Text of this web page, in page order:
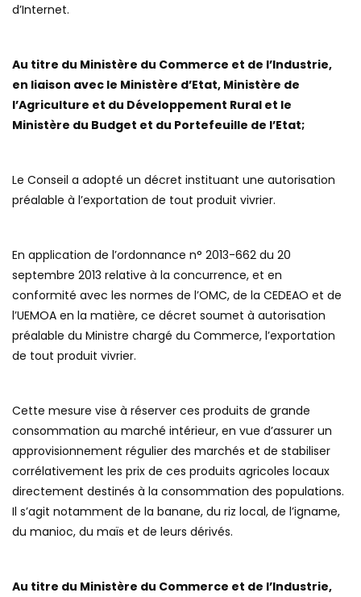
d’Internet.
Au titre du Ministère du Commerce et de l’Industrie,
en liaison avec le Ministère d’Etat, Ministère de
l’Agriculture et du Développement Rural et le
Ministère du Budget et du Portefeuille de l’Etat;
Le Conseil a adopté un décret instituant une autorisation
préalable à l’exportation de tout produit vivrier.
En application de l’ordonnance n° 2013-662 du 20
septembre 2013 relative à la concurrence, et en
conformité avec les normes de l’OMC, de la CEDEAO et de
l’UEMOA en la matière, ce décret soumet à autorisation
préalable du Ministre chargé du Commerce, l’exportation
de tout produit vivrier.
Cette mesure vise à réserver ces produits de grande
consommation au marché intérieur, en vue d’assurer un
approvisionnement régulier des marchés et de stabiliser
corrélativement les prix de ces produits agricoles locaux
directement destinés à la consommation des populations.
Il s’agit notamment de la banane, du riz local, de l’igname,
du manioc, du maïs et de leurs dérivés.
Au titre du Ministère du Commerce et de l’Industrie,